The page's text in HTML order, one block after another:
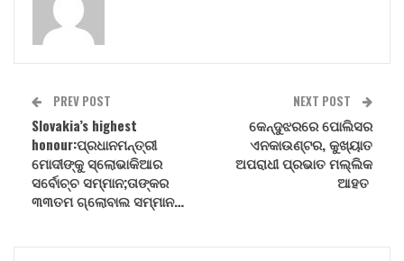
PREV POST
Slovakia’s highest
honour:ପ୍ରଧାନମନ୍ତ୍ରୀ
ମୋଦୀଙ୍କୁ ସ୍ଲୋଭାକିଆର
ସର୍ବୋଚ୍ଚ ସମ୍ମାନ;ତାଙ୍କର
୩୩ତମ ଗ୍ଲୋବାଲ ସମ୍ମାନ…
NEXT POST
କେନ୍ଦୁଝରରେ ପୋଲିସର
ଏନକାଉଣ୍ଟର, କୁଖ୍ୟାତ
ଅପରାଧୀ ପ୍ରଭାତ ମଲ୍ଲିକ
ଆହତ